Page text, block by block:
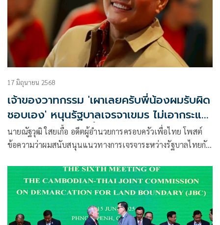
17 มิถุนายน 2568
เจ้าของวาทกรรม 'เผาเลยครับพี่น้องผมรับผิด
ชอบเอง' หนุนรัฐบาลเจรจาเขมร ไม่เอากระแส
กระสุนชาตินิยมสุดขั้ว
นายณัฐวุฒิ ใสยเกื้อ อดีตผู้อำนวยการครอบครัวเพื่อไทย โพสต์
ข้อความว่าผมสนับสนุนแนวทางการเจรจาระหว่างรัฐบาลไทยกับ